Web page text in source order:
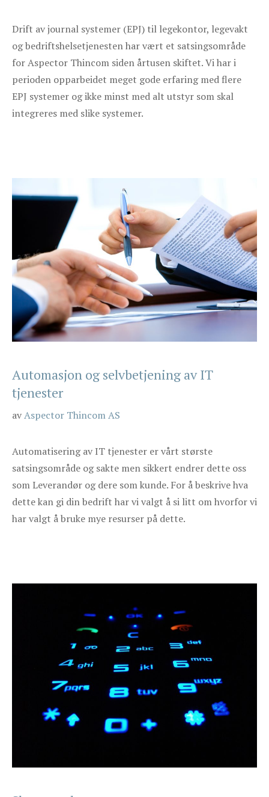
Drift av journal systemer (EPJ) til legekontor, legevakt
og bedriftshelsetjenesten har vært et satsingsområde
for Aspector Thincom siden årtusen skiftet. Vi har i
perioden opparbeidet meget gode erfaring med flere
EPJ systemer og ikke minst med alt utstyr som skal
integreres med slike systemer.
Automasjon og selvbetjening av IT
tjenester
avAspector Thincom AS
Automatisering av IT tjenester er vårt største
satsingsområde og sakte men sikkert endrer dette oss
som Leverandør og dere som kunde. For å beskrive hva
dette kan gi din bedrift har vi valgt å si litt om hvorfor vi
har valgt å bruke mye resurser på dette.